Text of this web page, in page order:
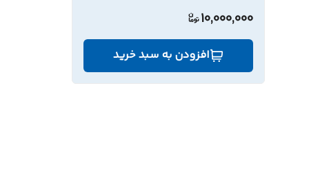
10,000,000
افزودن به سبد خرید